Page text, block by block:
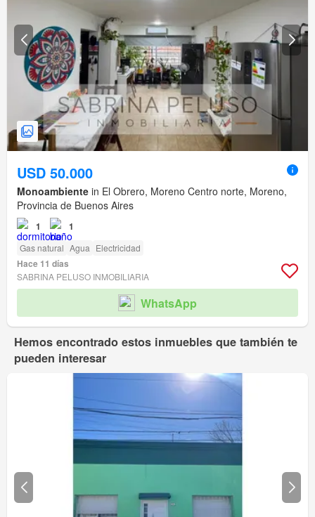
USD 50.000
Monoambiente in El Obrero, Moreno Centro norte, Moreno,
Provincia de Buenos Aires
1 1
Gas natural Agua Electricidad
Hace 11 días
SABRINA PELUSO INMOBILIARIA
WhatsApp
Hemos encontrado estos inmuebles que también te
pueden interesar